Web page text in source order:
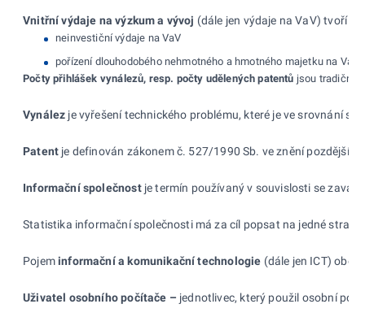
Vnitřní výdaje na výzkum a vývoj (dále jen výdaje na VaV) tvoří
neinvestiční výdaje na VaV
pořízení dlouhodobého nehmotného a hmotného majetku na VaV
Počty přihlášek vynálezů, resp. počty udělených patentů jsou tradičně
Vynález je vyřešení technického problému, které je ve srovnání se
Patent je definován zákonem č. 527/1990 Sb. ve znění
Informační společnostje termín používaný v souvislosti se
Statistika informační společnosti má za cíl popsat na jedné
Pojeminformační a komunikační technologie (dále jen ICT)
Uživatel osobního počítače – jednotlivec, který použil osobní